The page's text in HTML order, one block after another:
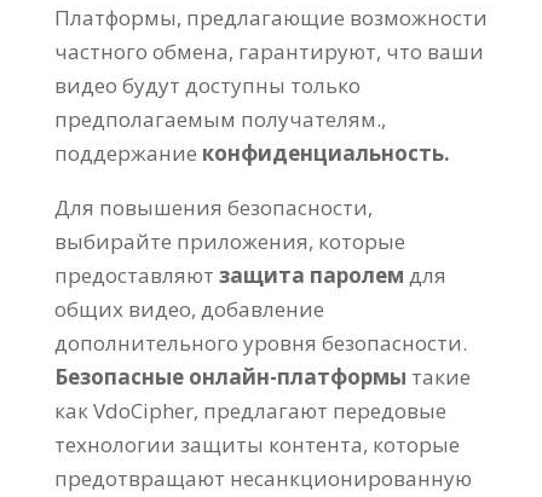
Платформы, предлагающие возможности
частного обмена, гарантируют, что ваши
видео будут доступны только
предполагаемым получателям.,
поддержание конфиденциальность.
Для повышения безопасности,
выбирайте приложения, которые
предоставляют защита паролем для
общих видео, добавление
дополнительного уровня безопасности.
Безопасные онлайн-платформы такие
как VdoCipher, предлагают передовые
технологии защиты контента, которые
предотвращают несанкционированную